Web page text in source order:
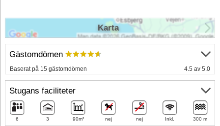
Gästomdömen
Baserat på 15 gästomdömen 4.5 av 5.0
Stugans faciliteter
6 3 90m² nej nej Inkl. 300 m
Karta